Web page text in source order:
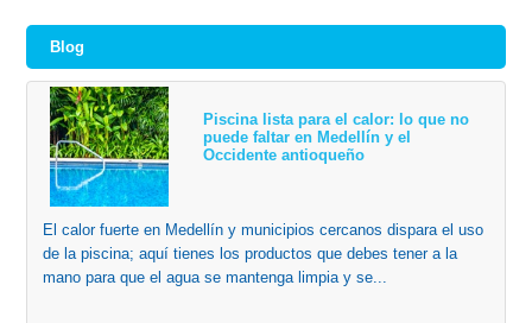
Blog
Piscina lista para el calor: lo que no
puede faltar en Medellín y el
Occidente antioqueño
El calor fuerte en Medellín y municipios cercanos dispara el uso
de la piscina; aquí tienes los productos que debes tener a la
mano para que el agua se mantenga limpia y se...